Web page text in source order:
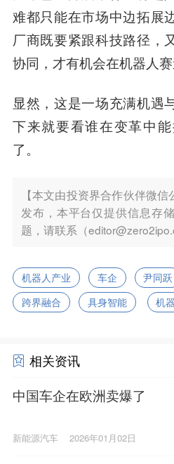
难都只能在市场中边拓展
厂商既要紧跟科技路径，
协同，才有机会在机器人赛
显然，这是一场充满机遇
下来就要看谁在变革中
了。
【本文由投资界合作伙伴微
发布，本平台仅提供信息存
题，请联系（
机器人产业 车企 尹同跃
跨界融合
具身智能 机
相关资讯
中国车企在欧洲卖爆了
新能源汽车 2026年01月02日